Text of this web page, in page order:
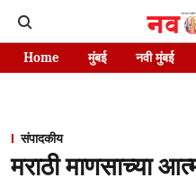
Home मुंबई नवी मुंबई
संपादकीय
मराठी माणसाच्या